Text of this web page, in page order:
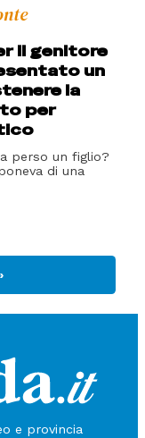
il genitore
un
la
per
perso un figlio?
di una
e provincia